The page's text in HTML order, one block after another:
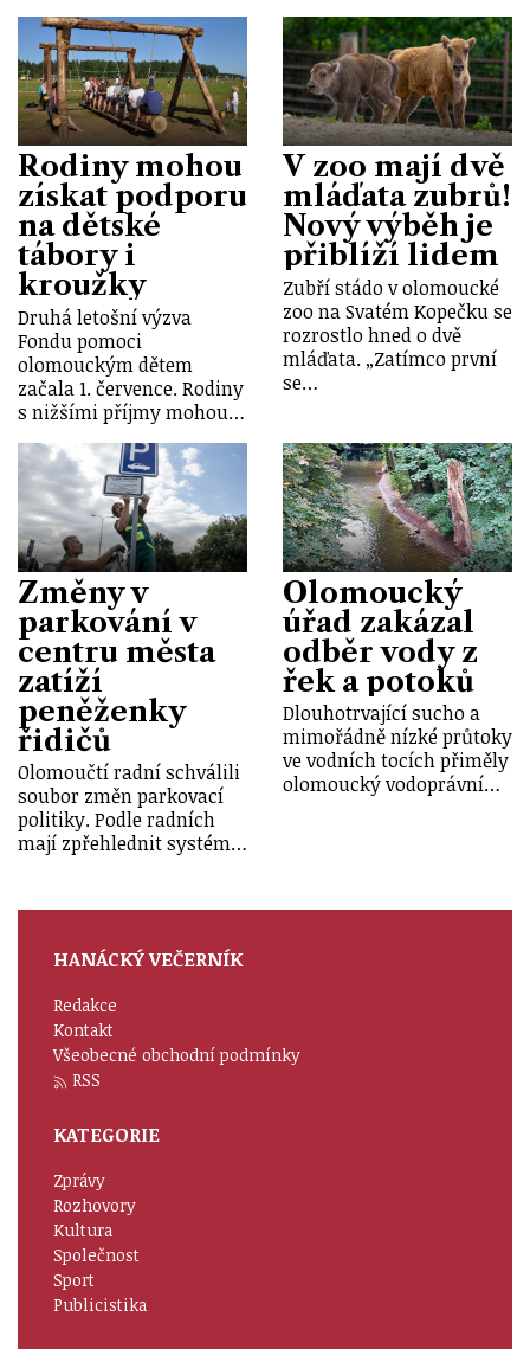
Rodiny mohou
získat podporu
na dětské
tábory i
kroužky
Druhá letošní výzva
Fondu pomoci
olomouckým dětem
začala 1. července. Rodiny
s nižšími příjmy mohou…
V zoo mají dvě
mláďata zubrů!
Nový výběh je
přiblíží lidem
Zubří stádo v olomoucké
zoo na Svatém Kopečku se
rozrostlo hned o dvě
mláďata. „Zatímco první
se…
Změny v
parkování v
centru města
zatíží
peněženky
řidičů
Olomoučtí radní schválili
soubor změn parkovací
politiky. Podle radních
mají zpřehlednit systém…
Olomoucký
úřad zakázal
odběr vody z
řek a potoků
Dlouhotrvající sucho a
mimořádně nízké průtoky
ve vodních tocích přiměly
olomoucký vodoprávní…
HANÁCKÝ VEČERNÍK
Redakce
Kontakt
Všeobecné obchodní podmínky
RSS
KATEGORIE
Zprávy
Rozhovory
Kultura
Společnost
Sport
Publicistika